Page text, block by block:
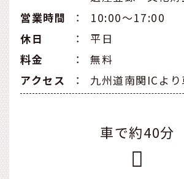
営業時間
：
10:00～17:00
休日
：
平日
料金
：
無料
アクセス
： 九州道南関ICよ
車で約40分